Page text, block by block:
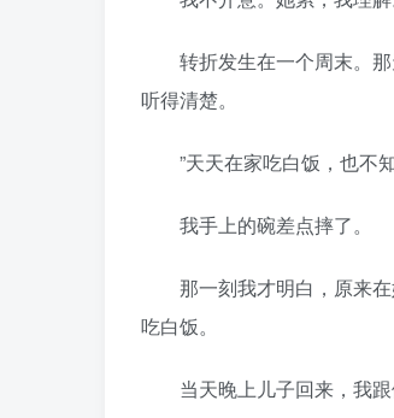
转折发生在一个周末。那
听得清楚。
”天天在家吃白饭，也不知
我手上的碗差点摔了。
那一刻我才明白，原来在
吃白饭。
当天晚上儿子回来，我跟